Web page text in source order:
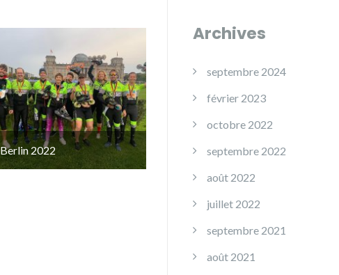
Berlin 2022
Archives
septembre 2024
février 2023
octobre 2022
septembre 2022
août 2022
juillet 2022
septembre 2021
août 2021